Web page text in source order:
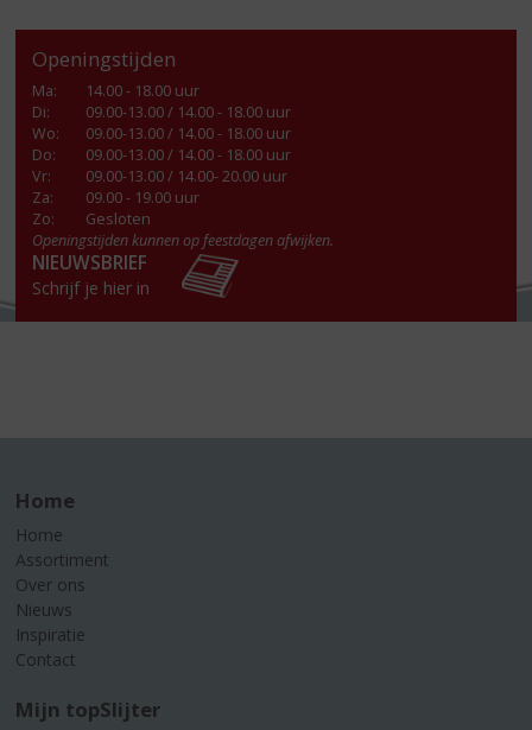
Openingstijden
Ma:
14.00 - 18.00 uur
Di:
09.00-13.00 / 14.00 - 18.00 uur
Wo:
09.00-13.00 / 14.00 - 18.00 uur
Do:
09.00-13.00 / 14.00 - 18.00 uur
Vr:
09.00-13.00 / 14.00- 20.00 uur
Za:
09.00 - 19.00 uur
Zo:
Gesloten
Openingstijden kunnen op feestdagen afwijken.
NIEUWSBRIEF
Schrijf je hier in
Home
Home
Assortiment
Over ons
Nieuws
Inspiratie
Contact
Mijn topSlijter